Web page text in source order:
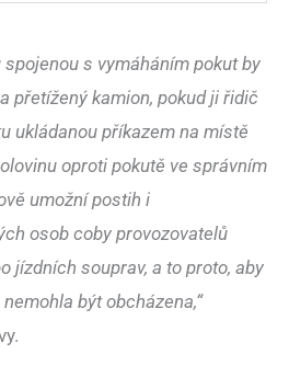
s vymáháním pokut by
přetížený kamion, pokud ji řidič
ukládanou příkazem na místě
oproti pokutě ve správním
umožní postih i
osob coby provozovatelů
jízdních souprav, a to proto, aby
být obcházena,“